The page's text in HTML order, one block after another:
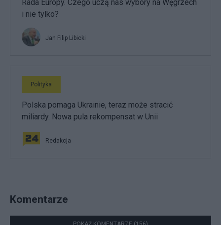
Rada Europy. Czego uczą nas wybory na Węgrzech
i nie tylko?
Jan Filip Libicki
Polityka
Polska pomaga Ukrainie, teraz może stracić
miliardy. Nowa pula rekompensat w Unii
Redakcja
Komentarze